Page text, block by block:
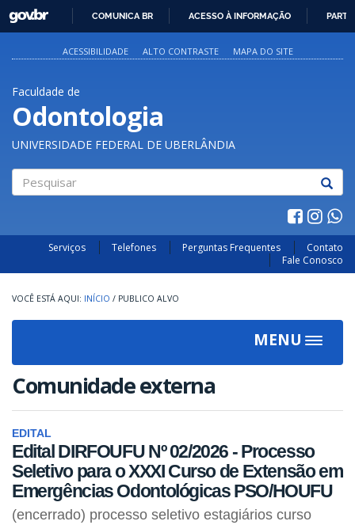
PARA
O
GOVBR
COMUNICA BR ACESSO À INFORMAÇÃO
ACESSIBILIDADE ALTO CONTRASTE MAPA DO SITE
Faculdade de
Odontologia
UNIVERSIDADE FEDERAL DE UBERLÂNDIA
Serviços Telefones Perguntas Frequentes
Contato
Fale Conosco
INÍCIO / PUBLICO ALVO
MENU
Toggle
Comunidade externa
EDITAL
Edital DIRFOUFU Nº 02/2026 - Processo
Seletivo para o XXXI Curso de Extensão em
Emergências Odontológicas PSO/HOUFU
(encerrado) processo seletivo estagiários curso